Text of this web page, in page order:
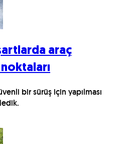
araç
bir sürüş için yapılması